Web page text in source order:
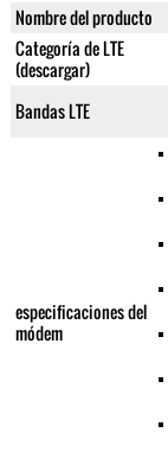
Nombre del producto
Categoría de LTE
(descargar)
Bandas LTE
especificaciones del
módem